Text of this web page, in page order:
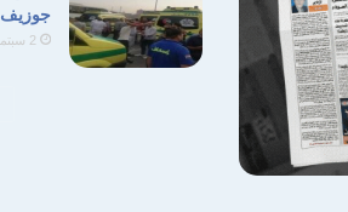
جوزيف
2 سبتمبر، 2024